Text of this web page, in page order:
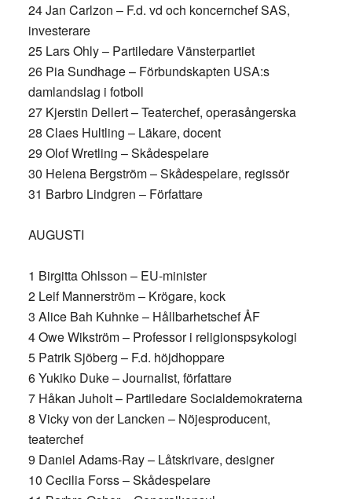
24 Jan Carlzon – F.d. vd och koncernchef SAS,
investerare
25 Lars Ohly – Partiledare Vänsterpartiet
26 Pia Sundhage – Förbundskapten USA:s
damlandslag i fotboll
27 Kjerstin Dellert – Teaterchef, operasångerska
28 Claes Hultling – Läkare, docent
29 Olof Wretling – Skådespelare
30 Helena Bergström – Skådespelare, regissör
31 Barbro Lindgren – Författare
AUGUSTI
1 Birgitta Ohlsson – EU-minister
2 Leif Mannerström – Krögare, kock
3 Alice Bah Kuhnke – Hållbarhetschef ÅF
4 Owe Wikström – Professor i religionspsykologi
5 Patrik Sjöberg – F.d. höjdhoppare
6 Yukiko Duke – Journalist, författare
7 Håkan Juholt – Partiledare Socialdemokraterna
8 Vicky von der Lancken – Nöjesproducent,
teaterchef
9 Daniel Adams-Ray – Låtskrivare, designer
10 Cecilia Forss – Skådespelare